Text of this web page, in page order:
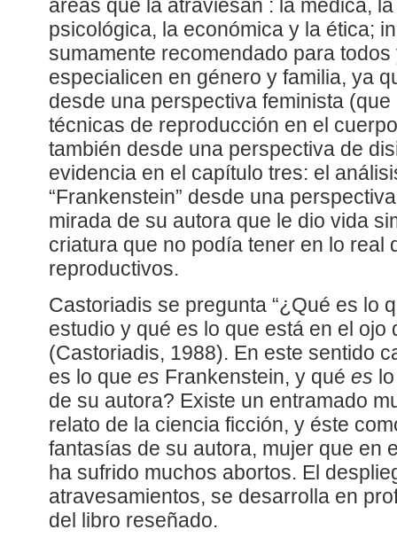
áreas que la atraviesan : la médica,
psicológica, la económica y la ética;
sumamente recomendado para
especialicen en género y familia, ya
desde una perspectiva feminista
técnicas de reproducción en el
también desde una perspectiva de
evidencia en el capítulo tres: el
“Frankenstein” desde una
mirada de su autora que le dio vida
criatura que no podía tener en lo real
reproductivos.
Castoriadis se pregunta “¿Qué es lo
estudio y qué es lo que está en el ojo
(Castoriadis, 1988). En este sentido
es lo que es Frankenstein, y qué es
de su autora? Existe un entramado
relato de la ciencia ficción, y éste
fantasías de su autora, mujer que en
ha sufrido muchos abortos. El
atravesamientos, se desarrolla en
del libro reseñado.